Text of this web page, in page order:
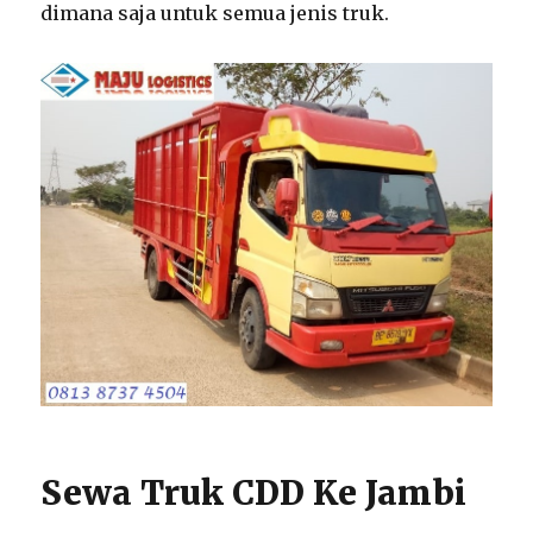
dimana saja untuk semua jenis truk.
Sewa Truk CDD Ke Jambi